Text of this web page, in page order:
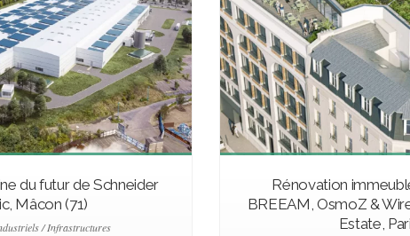
du futur de Schneider
Mâcon (71)
/ Infrastructures
Rénovation
BREEAM, OsmoZ &
Estate,